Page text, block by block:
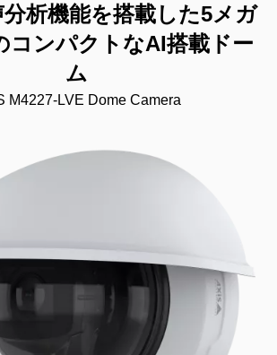
析機能を搭載した5メガ
コンパクトなAI搭載ドー
ム
M4227-LVE Dome Camera